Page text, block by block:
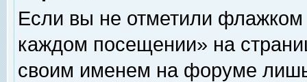
Если вы не отметили флажком
каждом посещении» на
своим именем на форуме